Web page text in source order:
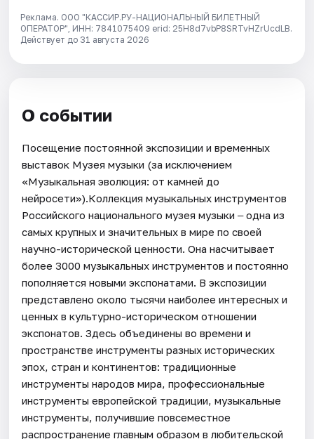
Реклама. ООО "КАССИР.РУ-НАЦИОНАЛЬНЫЙ БИЛЕТНЫЙ
ОПЕРАТОР", ИНН: 7841075409 erid: 25H8d7vbP8SRTvHZrUcdLB.
Действует до 31 августа 2026
О событии
Посещение постоянной экспозиции и временных
выставок Музея музыки (за исключением
«Музыкальная эволюция: от камней до
нейросети»).Коллекция музыкальных инструментов
Российского национального музея музыки ‒ одна из
самых крупных и значительных в мире по своей
научно-исторической ценности. Она насчитывает
более 3000 музыкальных инструментов и постоянно
пополняется новыми экспонатами. В экспозиции
представлено около тысячи наиболее интересных и
ценных в культурно-историческом отношении
экспонатов. Здесь объединены во времени и
пространстве инструменты разных исторических
эпох, стран и континентов: традиционные
инструменты народов мира, профессиональные
инструменты европейской традиции, музыкальные
инструменты, получившие повсеместное
распространение главным образом в любительской